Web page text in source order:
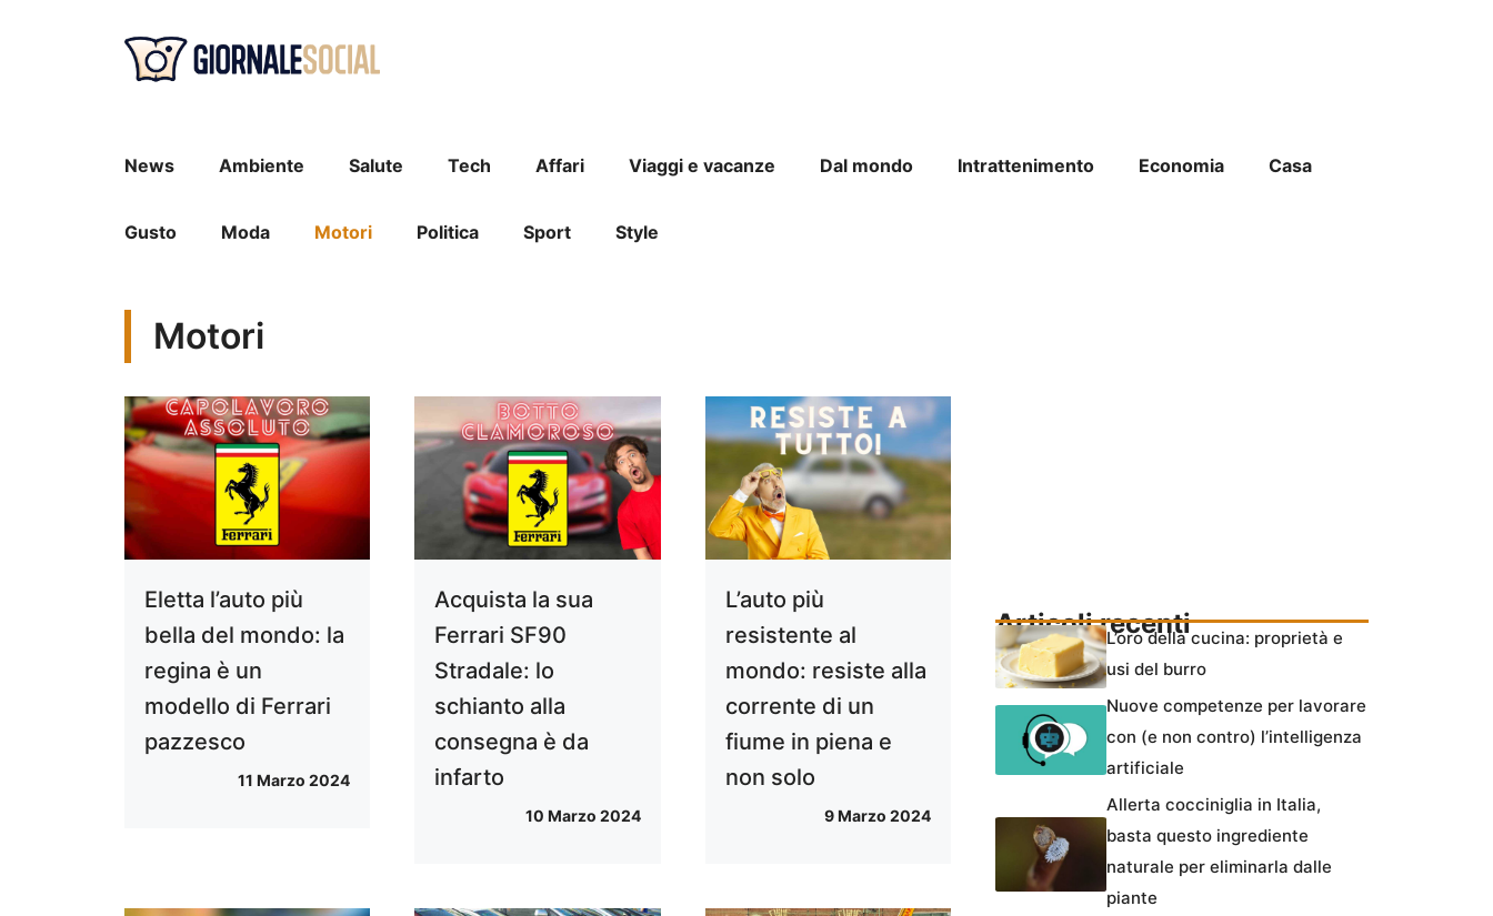
News Ambiente Salute Tech Affari Viaggi e vacanze Dal mondo Intrattenimento Economia Casa
Gusto Moda Motori Politica Sport Style
Motori
Eletta l’auto più
bella del mondo: la
regina è un
modello di Ferrari
pazzesco
11 Marzo 2024
Acquista la sua
Ferrari SF90
Stradale: lo
schianto alla
consegna è da
infarto
10 Marzo 2024
L’auto più
resistente al
mondo: resiste alla
corrente di un
fiume in piena e
non solo
9 Marzo 2024
Articoli recentiL’oro della cucina: proprietà e
usi del burro
Nuove competenze per lavorare
con (e non contro) l’intelligenza
artificiale
Allerta cocciniglia in Italia,
basta questo ingrediente
naturale per eliminarla dalle
piante